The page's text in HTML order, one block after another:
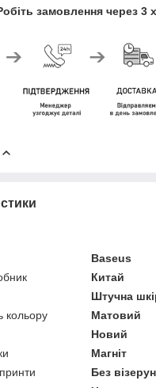
замовлення через 3
Baseus
Китай
Штучна
кольору
Матовий
Новий
Магніт
Без